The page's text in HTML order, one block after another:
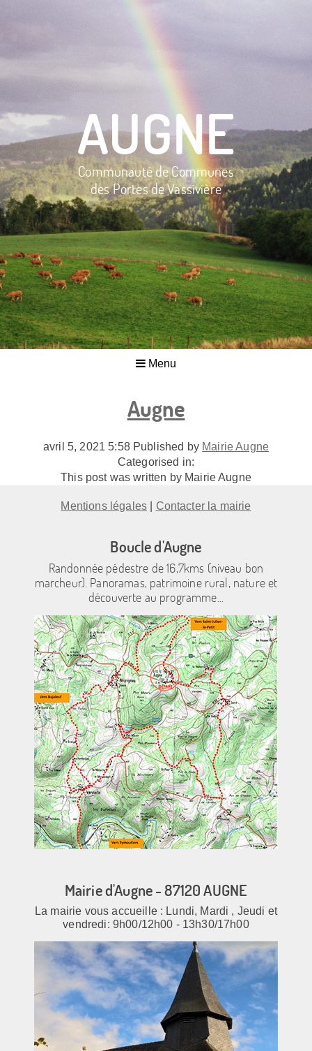
AUGNE
Communauté de Communes
des Portes de Vassivière
Menu
Augne
avril 5, 2021 5:58 Published by Mairie Augne
Categorised in:
This post was written by Mairie Augne
Mentions légales Contacter la mairie
Boucle d'Augne
Randonnée pédestre de 16,7kms (niveau bon
marcheur). Panoramas, patrimoine rural, nature et
découverte au programme...
Mairie d'Augne - 87120 AUGNE
La mairie vous accueille : Lundi, Mardi , Jeudi et
vendredi: 9h00/12h00 - 13h30/17h00